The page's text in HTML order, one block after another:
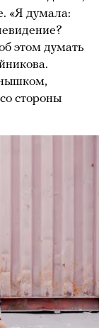
«Я думала:
этом думать
стороны